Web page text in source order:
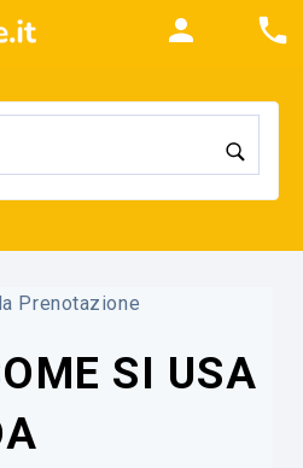
Prenotazione
SI USA